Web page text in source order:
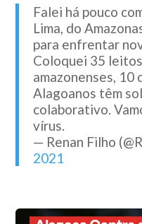
Falei há pouco
Lima, do
para enfrentar
Coloquei 35
amazonenses, 10
Alagoanos têm
colaborativo.
vírus.
— Renan Filho
2021